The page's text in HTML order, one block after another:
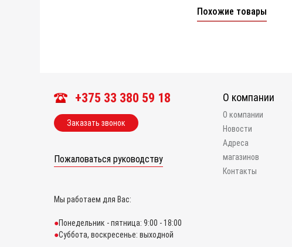
Похожие товары
+375 33 380 59 18
Заказать звонок
Пожаловаться руководству
Мы работаем для Вас:
Понедельник - пятница: 9:00 - 18:00
Суббота, воскресенье: выходной
О компании
О компании
Новости
Адреса
магазинов
Контакты